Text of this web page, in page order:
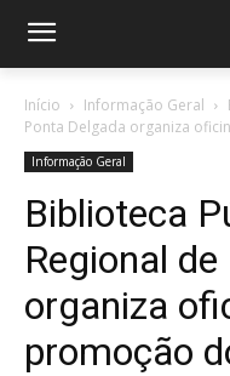
Início Informação Geral
Ponta Delgada organiza
Informação Geral
Biblioteca
Regional
organiza
promoção